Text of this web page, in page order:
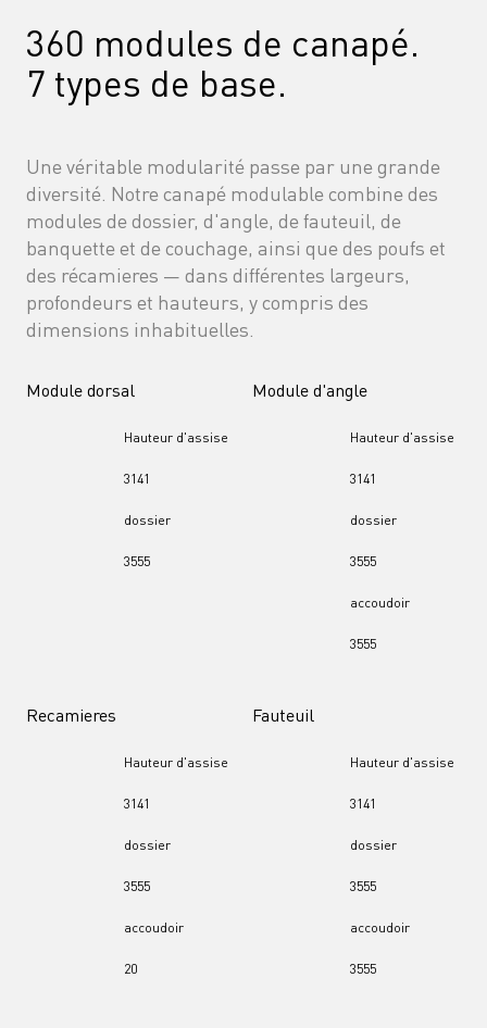
360 modules de canapé.
7 types de base.
Une véritable modularité passe par une grande
diversité. Notre canapé modulable combine des
modules de dossier, d'angle, de fauteuil, de
banquette et de couchage, ainsi que des poufs et
des récamieres — dans différentes largeurs,
profondeurs et hauteurs, y compris des
dimensions inhabituelles.
Module dorsal
Hauteur d'assise
3141
dossier
3555
Module d'angle
Hauteur d'assise
3141
dossier
3555
accoudoir
3555
Recamieres
Hauteur d'assise
3141
dossier
3555
accoudoir
20
Fauteuil
Hauteur d'assise
3141
dossier
3555
accoudoir
3555